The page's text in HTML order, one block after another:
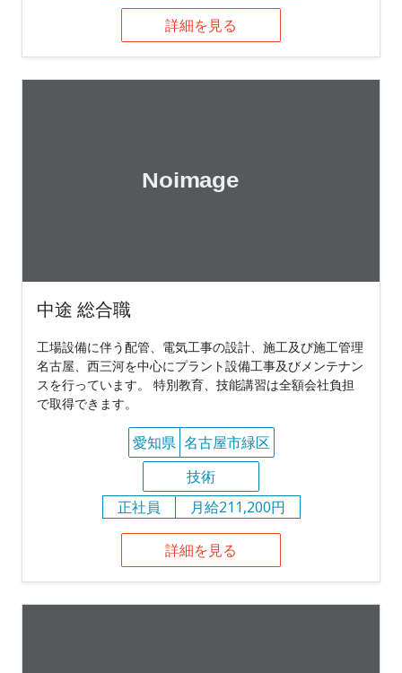
詳細を見る
中途 総合職
工場設備に伴う配管、電気工事の設計、施工及び施工管理
名古屋、西三河を中心にプラント設備工事及びメンテナン
スを行っています。 特別教育、技能講習は全額会社負担
で取得できます。
愛知県 名古屋市緑区
技術
正社員
月給211,200円
詳細を見る